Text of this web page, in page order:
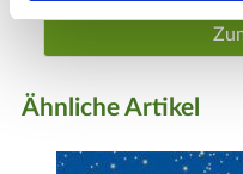
Ähnliche Artikel